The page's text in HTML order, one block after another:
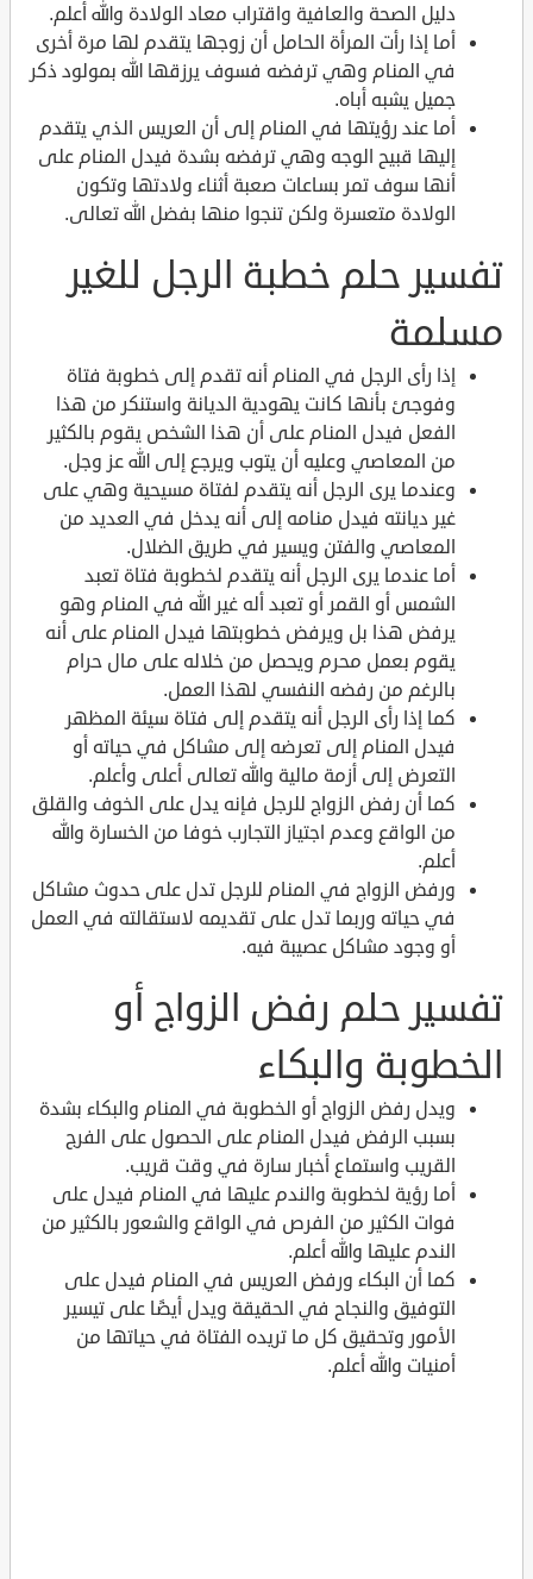
دليل الصحة والعافية واقتراب معاد الولادة والله أعلم.
أما إذا رأت المرأة الحامل أن زوجها يتقدم لها مرة أخرى
في المنام وهي ترفضه فسوف يرزقها الله بمولود ذكر
جميل يشبه أباه.
أما عند رؤيتها في المنام إلى أن العريس الذي يتقدم
إليها قبيح الوجه وهي ترفضه بشدة فيدل المنام على
أنها سوف تمر بساعات صعبة أثناء ولادتها وتكون
الولادة متعسرة ولكن تنجوا منها بفضل الله تعالى.
تفسير حلم خطبة الرجل للغير
مسلمة
إذا رأى الرجل في المنام أنه تقدم إلى خطوبة فتاة
وفوجئ بأنها كانت يهودية الديانة واستنكر من هذا
الفعل فيدل المنام على أن هذا الشخص يقوم بالكثير
من المعاصي وعليه أن يتوب ويرجع إلى الله عز وجل.
وعندما يرى الرجل أنه يتقدم لفتاة مسيحية وهي على
غير ديانته فيدل منامه إلى أنه يدخل في العديد من
المعاصي والفتن ويسير في طريق الضلال.
أما عندما يرى الرجل أنه يتقدم لخطوبة فتاة تعبد
الشمس أو القمر أو تعبد أله غير الله في المنام وهو
يرفض هذا بل ويرفض خطوبتها فيدل المنام على أنه
يقوم بعمل محرم ويحصل من خلاله على مال حرام
بالرغم من رفضه النفسي لهذا العمل.
كما إذا رأى الرجل أنه يتقدم إلى فتاة سيئة المظهر
فيدل المنام إلى تعرضه إلى مشاكل في حياته أو
التعرض إلى أزمة مالية والله تعالى أعلى وأعلم.
كما أن رفض الزواج للرجل فإنه يدل على الخوف والقلق
من الواقع وعدم اجتياز التجارب خوفا من الخسارة والله
أعلم.
ورفض الزواج في المنام للرجل تدل على حدوث مشاكل
في حياته وربما تدل على تقديمه لاستقالته في العمل
أو وجود مشاكل عصيبة فيه.
تفسير حلم رفض الزواج أو
الخطوبة والبكاء
ويدل رفض الزواج أو الخطوبة في المنام والبكاء بشدة
بسبب الرفض فيدل المنام على الحصول على الفرج
القريب واستماع أخبار سارة في وقت قريب.
أما رؤية لخطوبة والندم عليها في المنام فيدل على
فوات الكثير من الفرص في الواقع والشعور بالكثير من
الندم عليها والله أعلم.
كما أن البكاء ورفض العريس في المنام فيدل على
التوفيق والنجاح في الحقيقة ويدل أيضًا على تيسير
الأمور وتحقيق كل ما تريده الفتاة في حياتها من
أمنيات والله أعلم.